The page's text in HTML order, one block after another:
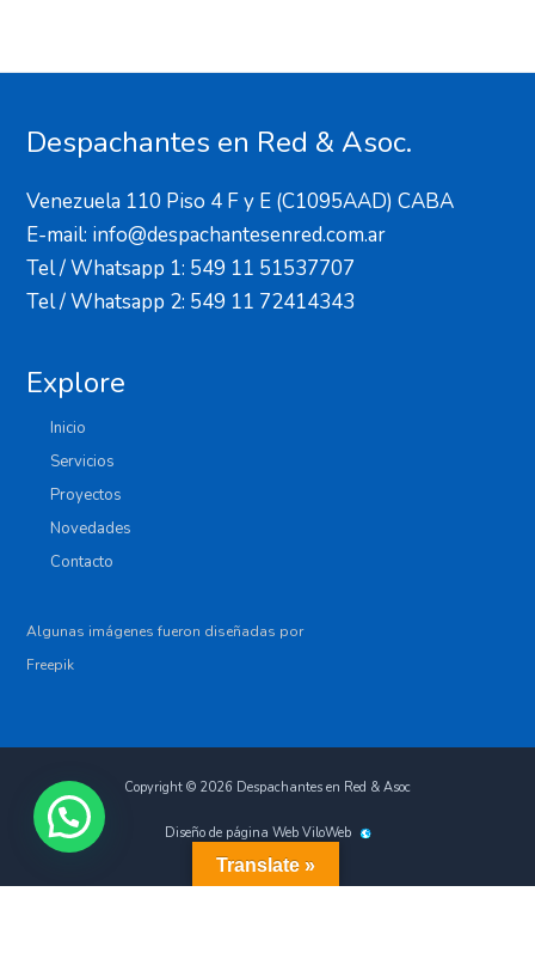
Despachantes en Red & Asoc.
Venezuela 110 Piso 4 F y E (C1095AAD) CABA
E-mail: info@despachantesenred.com.ar
Tel / Whatsapp 1: 549 11 51537707
Tel / Whatsapp 2: 549 11 72414343
Explore
Inicio
Servicios
Proyectos
Novedades
Contacto
Algunas imágenes fueron diseñadas por
Freepik
Copyright © 2026 Despachantes en Red & Asoc
Diseño de página WebViloWeb
Translate »